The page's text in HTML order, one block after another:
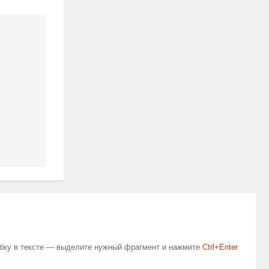
в тексте — выделите нужный фрагмент и нажмите Сtrl+Enter